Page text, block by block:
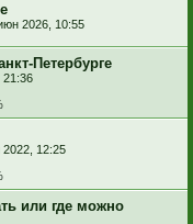
2026, 10:55
Петербурге
21:36
12:25
или где можно